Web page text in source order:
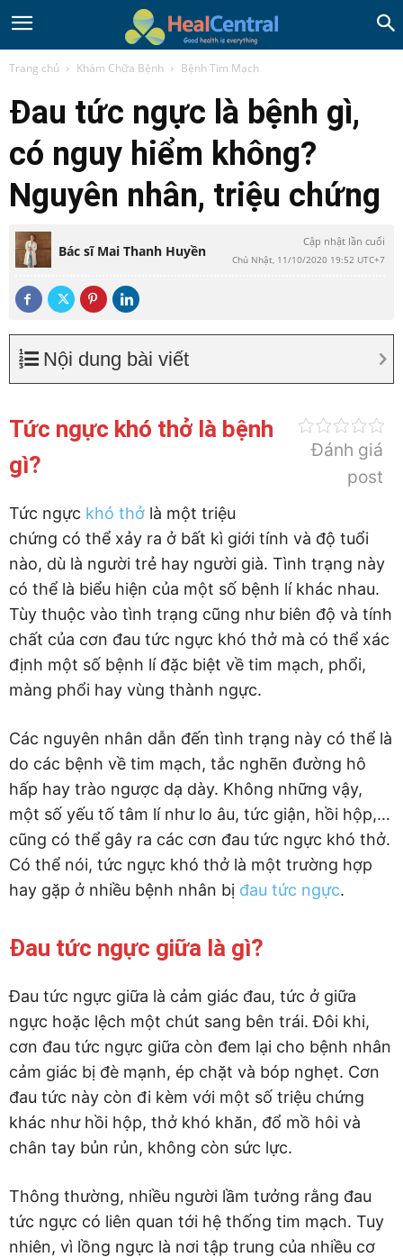
Trang chủ Khám Chữa Bệnh Bệnh Tim Mạch
Đau tức ngực là bệnh gì,
có nguy hiểm không?
Nguyên nhân, triệu chứng
Bác sĩ Mai Thanh Huyền
Cập nhật lần cuối
Chủ Nhật, 11/10/2020 19:52 UTC+7
Nội dung bài viết
Đánh giá
post
Tức ngực khó thở là bệnh
gì?
Tức ngực khó thở là một triệu
chứng có thể xảy ra ở bất kì giới tính và độ tuổi
nào, dù là người trẻ hay người già. Tình trạng này
có thể là biểu hiện của một số bệnh lí khác nhau.
Tùy thuộc vào tình trạng cũng như biên độ và tính
chất của cơn đau tức ngực khó thở mà có thể xác
định một số bệnh lí đặc biệt về tim mạch, phổi,
màng phổi hay vùng thành ngực.
Các nguyên nhân dẫn đến tình trạng này có thể là
do các bệnh về tim mạch, tắc nghẽn đường hô
hấp hay trào ngược dạ dày. Không những vậy,
một số yếu tố tâm lí như lo âu, tức giận, hồi hộp,…
cũng có thể gây ra các cơn đau tức ngực khó thở.
Có thể nói, tức ngực khó thở là một trường hợp
hay gặp ở nhiều bệnh nhân bị đau tức ngực.
Đau tức ngực giữa là gì?
Đau tức ngực giữa là cảm giác đau, tức ở giữa
ngực hoặc lệch một chút sang bên trái. Đôi khi,
cơn đau tức ngực giữa còn đem lại cho bệnh nhân
cảm giác bị đè mạnh, ép chặt và bóp nghẹt. Cơn
đau tức này còn đi kèm với một số triệu chứng
khác như hồi hộp, thở khó khăn, đổ mồ hôi và
chân tay bủn rủn, không còn sức lực.
Thông thường, nhiều người lầm tưởng rằng đau
tức ngực có liên quan tới hệ thống tim mạch. Tuy
nhiên, vì lồng ngực là nơi tập trung của nhiều cơ